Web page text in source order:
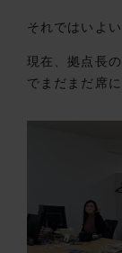
それではいよ
現在、拠点長
でまだまだ席